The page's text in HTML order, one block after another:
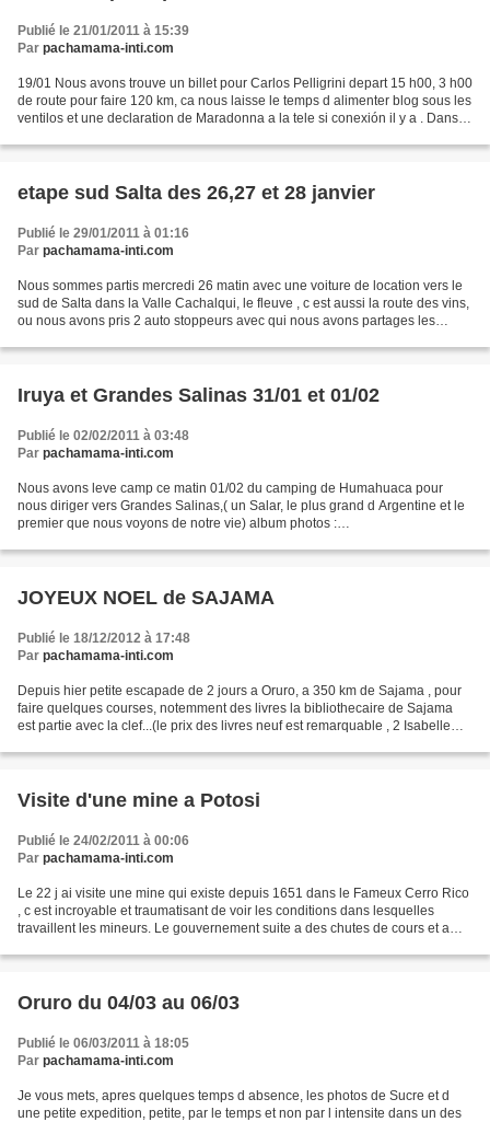
Publié le 21/01/2011 à 15:39
Par pachamama-inti.com
19/01 Nous avons trouve un billet pour Carlos Pelligrini depart 15 h00, 3 h00
de route pour faire 120 km, ca nous laisse le temps d alimenter blog sous les
ventilos et une declaration de Maradonna a la tele si conexión il y a . Dans la
etape sud Salta des 26,27 et 28 janvier
Publié le 29/01/2011 à 01:16
Par pachamama-inti.com
Nous sommes partis mercredi 26 matin avec une voiture de location vers le
sud de Salta dans la Valle Cachalqui, le fleuve , c est aussi la route des vins,
ou nous avons pris 2 auto stoppeurs avec qui nous avons partages les
Iruya et Grandes Salinas 31/01 et 01/02
Publié le 02/02/2011 à 03:48
Par pachamama-inti.com
Nous avons leve camp ce matin 01/02 du camping de Humahuaca pour
nous diriger vers Grandes Salinas,( un Salar, le plus grand d Argentine et le
premier que nous voyons de notre vie) album photos :
JOYEUX NOEL de SAJAMA
Publié le 18/12/2012 à 17:48
Par pachamama-inti.com
Depuis hier petite escapade de 2 jours a Oruro, a 350 km de Sajama , pour
faire quelques courses, notemment des livres la bibliothecaire de Sajama
est partie avec la clef...(le prix des livres neuf est remarquable , 2 Isabelle
Visite d'une mine a Potosi
Publié le 24/02/2011 à 00:06
Par pachamama-inti.com
Le 22 j ai visite une mine qui existe depuis 1651 dans le Fameux Cerro Rico
, c est incroyable et traumatisant de voir les conditions dans lesquelles
travaillent les mineurs. Le gouvernement suite a des chutes de cours et a
Oruro du 04/03 au 06/03
Publié le 06/03/2011 à 18:05
Par pachamama-inti.com
Je vous mets, apres quelques temps d absence, les photos de Sucre et d
une petite expedition, petite, par le temps et non par l intensite dans un des